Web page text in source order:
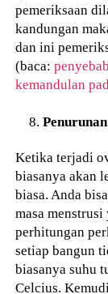
pemeriksaan
kandungan
dan ini
(baca:
kemandulan
Ketika terjadi
biasanya akan
biasa. Anda
masa
perhitungan
setiap bangun
biasanya suhu
Celcius.